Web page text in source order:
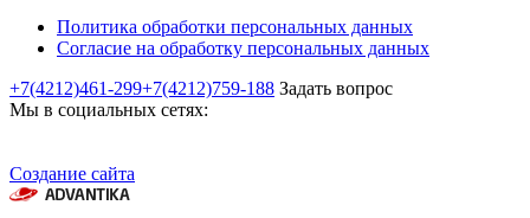
Политика обработки персональных данных
Согласие на обработку персональных данных
+7(4212)461-299+7(4212)759-188 Задать вопрос
Мы в социальных сетях:
Создание сайта